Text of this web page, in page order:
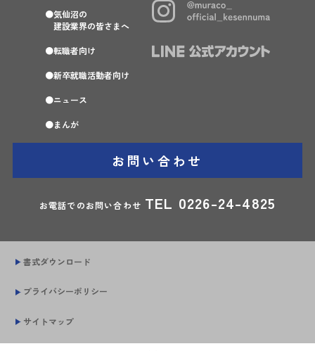
気仙沼の
建設業界の皆さまへ
転職者向け
新卒就職活動者向け
ニュース
まんが
お問い合わせ
お電話でのお問い合わせ TEL 0226-24-4825
書式ダウンロード
プライバシーポリシー
サイトマップ